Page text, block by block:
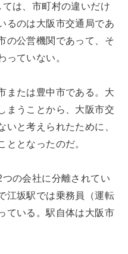
は、市町村の違いだけ
るのは大阪市交通局であ
の公営機関であって、そ
っていない。
または豊中市である。大
まうことから、大阪市交
と考えられたために、
ととなったのだ。
の会社に分離されてい
江坂駅では乗務員（運転
ている。駅自体は大阪市